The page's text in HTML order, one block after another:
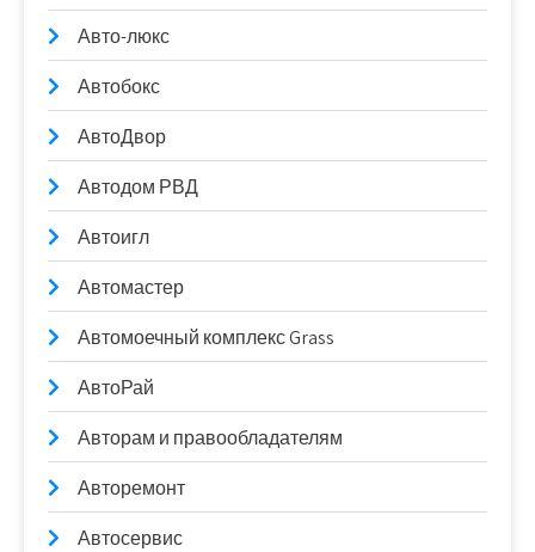
Авто-люкс
Автобокс
АвтоДвор
Автодом РВД
Автоигл
Автомастер
Автомоечный комплекс Grass
АвтоРай
Авторам и правообладателям
Авторемонт
Автосервис